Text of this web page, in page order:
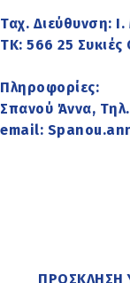
Ταχ. Διεύθυνση:
ΤΚ: 566 25 Συκιές
Πληροφορίες:
Σπανού Άννα, Τηλ.
email:
ΠΡΟΣΚΛΗΣΗ